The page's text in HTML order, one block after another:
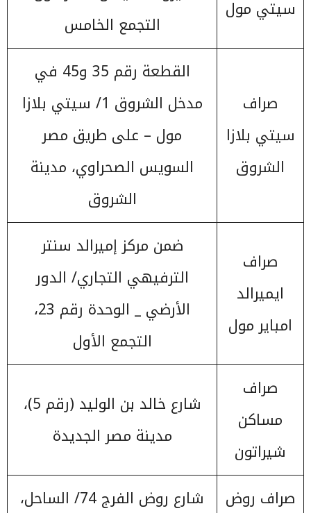
سيتي مول
التجمع الخامس
صراف
سيتي بلازا
الشروق
القطعة رقم 35 و45 في
مدخل الشروق 1/ سيتي بلازا
مول – على طريق مصر
السويس الصحراوي، مدينة
الشروق
صراف
ايميرالد
امباير مول
ضمن مركز إميرالد سنتر
الترفيهي التجاري/ الدور
الأرضي _ الوحدة رقم 23،
التجمع الأول
صراف
مساكن
شيراتون
شارع خالد بن الوليد (رقم 5)،
مدينة مصر الجديدة
صراف روض
شارع روض الفرج 74/ الساحل،